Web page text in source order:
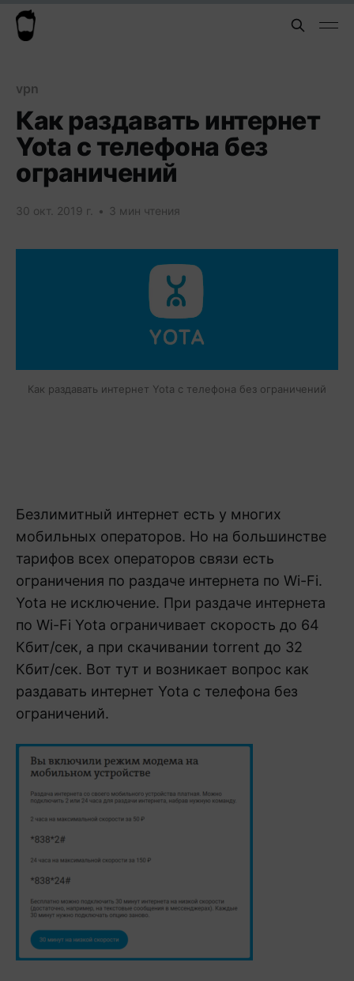
vpn
Как раздавать интернет
Yota с телефона без
ограничений
30 окт. 2019 г. • 3 мин чтения
Как раздавать интернет Yota с телефона без ограничений
Безлимитный интернет есть у многих
мобильных операторов. Но на большинстве
тарифов всех операторов связи есть
ограничения по раздаче интернета по Wi-Fi.
Yota не исключение. При раздаче интернета
по Wi-Fi Yota ограничивает скорость до 64
Кбит/сек, а при скачивании torrent до 32
Кбит/сек. Вот тут и возникает вопрос как
раздавать интернет Yota с телефона без
ограничений.